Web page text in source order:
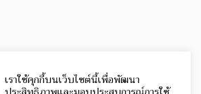
เราใช้คุกกี้บนเว็บไซต์นี้เพื่อพัฒนา